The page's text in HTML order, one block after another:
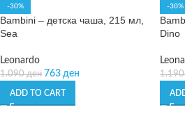
-30%
Bambini – детска чаша, 215 мл,
Sea
Leonardo
1.090ден 763 ден
ADD TO CART
-30%
Dino